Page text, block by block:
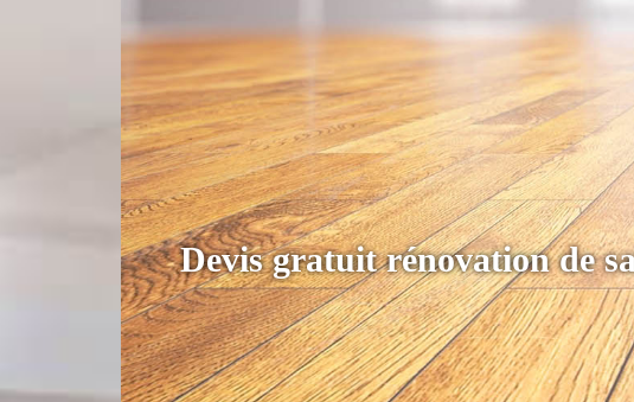
Devis gratuit rénovation de